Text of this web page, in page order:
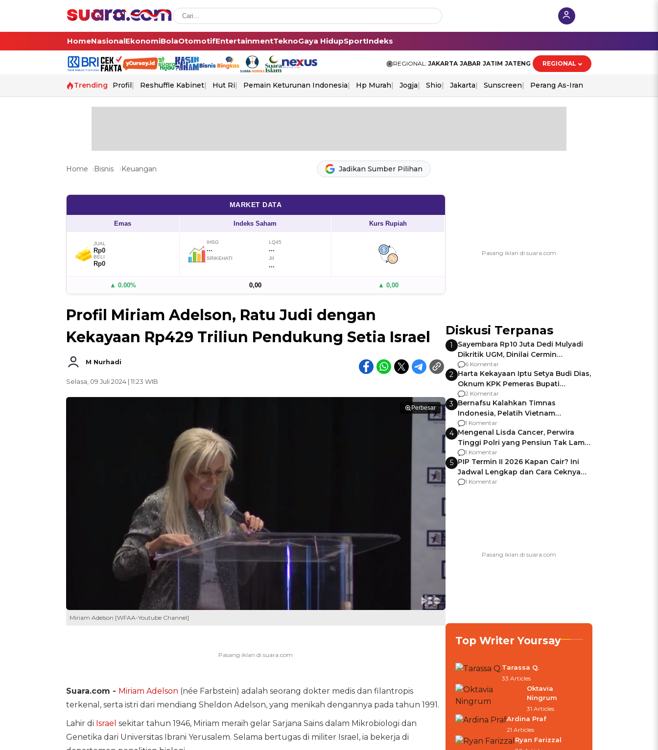
HomeNasionalEkonomiBolaOtomotifEntertainmentTeknoGaya HidupSportIndeks
REGIONAL: JAKARTA JABAR JATIM JATENG REGIONAL
Trending Profil Reshuffle Kabinet Hut Ri Pemain Keturunan Indonesia Hp Murah Jogja Shio Jakarta Sunscreen Perang As-Iran
Home Bisnis Keuangan Jadikan Sumber Pilihan
MARKET DATA
Emas Indeks Saham Kurs Rupiah
JUAL
Rp0
BELI
Rp0
IHSG
...
LQ45
...
SRIKEHATI JII
...
▲ 0.00% 0,00 ▲ 0,00
Profil Miriam Adelson, Ratu Judi dengan
Kekayaan Rp429 Triliun Pendukung Setia Israel
M Nurhadi
Selasa, 09 Juli 2024 | 11:23 WIB
Perbesar
Miriam Adelson [WFAA-Youtube Channel]
Suara.com - Miriam Adelson (née Farbstein) adalah seorang dokter medis dan filantropis
terkenal, serta istri dari mendiang Sheldon Adelson, yang menikah dengannya pada tahun 1991.
Lahir di Israel sekitar tahun 1946, Miriam meraih gelar Sarjana Sains dalam Mikrobiologi dan
Genetika dari Universitas Ibrani Yerusalem. Selama bertugas di militer Israel, ia bekerja di
Diskusi Terpanas
1
Sayembara Rp10 Juta Dedi Mulyadi
Dikritik UGM, Dinilai Cermin
Gagalnya Negara Jamin Keamanan
6 Komentar
2 Harta Kekayaan Iptu Setya Budi Dias,
Oknum KPK Pemeras Bupati
Pemalang
2 Komentar
3 Bernafsu Kalahkan Timnas
Indonesia, Pelatih Vietnam
Berencana Pakai Jimat di Pakansari
1 Komentar
4 Mengenal Lisda Cancer, Perwira
Tinggi Polri yang Pensiun Tak Lama
Usai Jadi Brigjen
1 Komentar
5 PIP Termin II 2026 Kapan Cair? Ini
Jadwal Lengkap dan Cara Ceknya
agar Dana Tidak Hangus!
1 Komentar
Top Writer Yoursay
Tarassa Q.
33 Articles
Oktavia
Ningrum
31 Articles
Ardina Praf
21 Articles
Ryan Farizzal